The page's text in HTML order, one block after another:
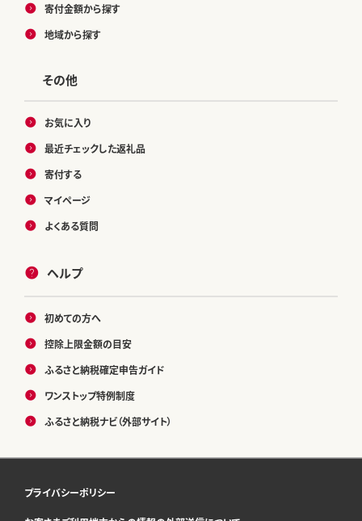
寄付金額から探す
地域から探す
その他
お気に入り
最近チェックした返礼品
寄付する
マイページ
よくある質問
ヘルプ
初めての方へ
控除上限金額の目安
ふるさと納税確定申告ガイド
ワンストップ特例制度
ふるさと納税ナビ（外部サイト）
プライバシーポリシー